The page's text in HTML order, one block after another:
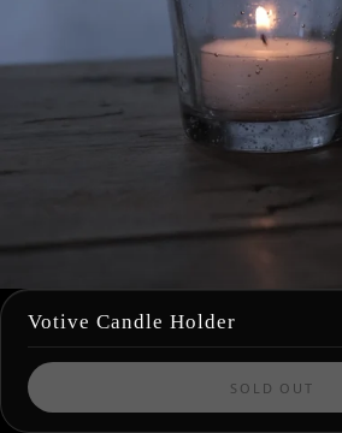
Votive Candle Holder
SOLD OUT